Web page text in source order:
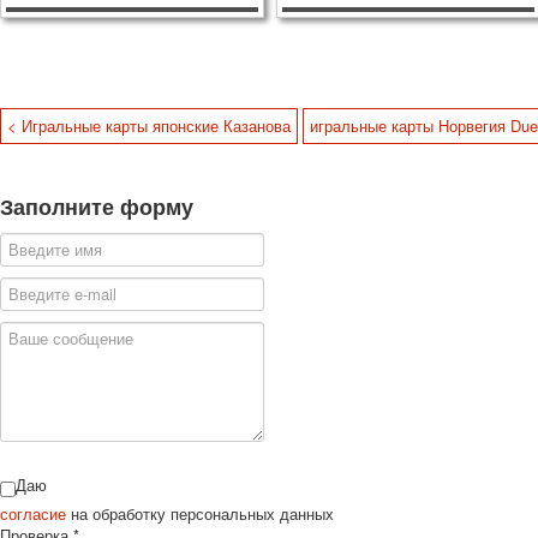
< Игральные карты японские Казанова игральные карты Норвегия
Заполните форму
Даю
согласие на обработку персональных данных